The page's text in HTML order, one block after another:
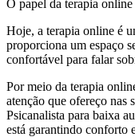
O papel da terapia online
Hoje, a terapia online é
proporciona um espaço
confortável para falar
Por meio da terapia
atenção que ofereço nas
Psicanalista para baixa
está garantindo conforto